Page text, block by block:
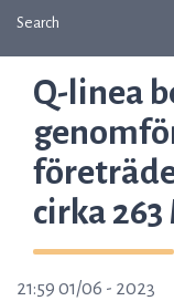
Search
Q-linea
cirka 263
21:59 01/06 - 2023